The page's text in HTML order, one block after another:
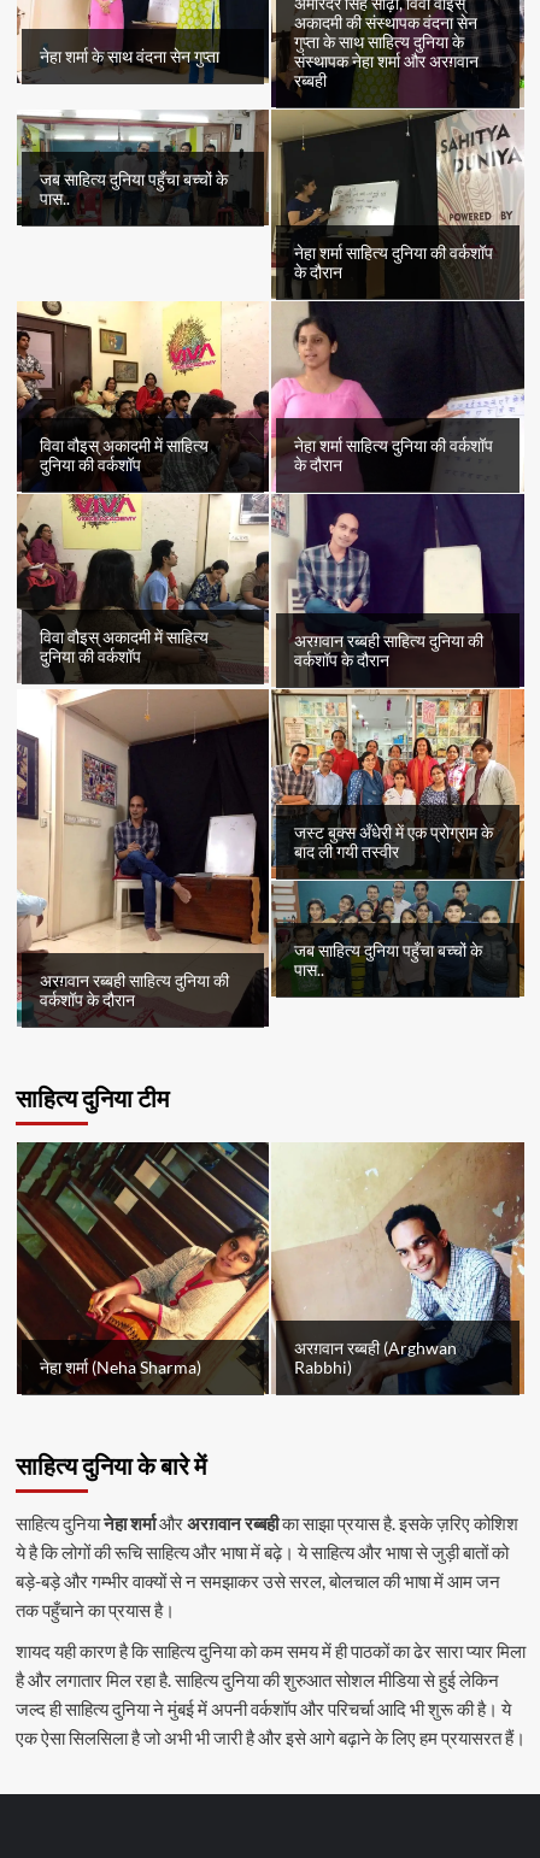
नेहा शर्मा के साथ वंदना सेन गुप्ता
अमरिंदर सिंह सोढ़ी, विवा वौइस्
अकादमी की संस्थापक वंदना सेन
गुप्ता के साथ साहित्य दुनिया के
संस्थापक नेहा शर्मा और अरग़वान
रब्बही
जब साहित्य दुनिया पहुँचा बच्चों के
पास..
नेहा शर्मा साहित्य दुनिया की वर्कशॉप
के दौरान
विवा वौइस् अकादमी में साहित्य
दुनिया की वर्कशॉप
नेहा शर्मा साहित्य दुनिया की वर्कशॉप
के दौरान
विवा वौइस् अकादमी में साहित्य
दुनिया की वर्कशॉप
अरग़वान रब्बही साहित्य दुनिया की
वर्कशॉप के दौरान
अरग़वान रब्बही साहित्य दुनिया की
वर्कशॉप के दौरान
जस्ट बुक्स अँधेरी में एक प्रोग्राम के
बाद ली गयी तस्वीर
जब साहित्य दुनिया पहुँचा बच्चों के
पास..
साहित्य दुनिया टीम
नेहा शर्मा (Neha Sharma)
अरग़वान रब्बही (Arghwan
Rabbhi)
साहित्य दुनिया के बारे में
साहित्य दुनियानेहा शर्माऔरअरग़वान रब्बहीका साझा प्रयास है. इसके ज़रिए कोशिश
ये है कि लोगों की रूचि साहित्य और भाषा में बढ़े। ये साहित्य और भाषा से जुड़ी बातों को
बड़े-बड़े और गम्भीर वाक्यों से न समझाकर उसे सरल, बोलचाल की भाषा में आम जन
तक पहुँचाने का प्रयास है।
शायद यही कारण है कि साहित्य दुनिया को कम समय में ही पाठकों का ढेर सारा प्यार मिला
है और लगातार मिल रहा है. साहित्य दुनिया की शुरुआत सोशल मीडिया से हुई लेकिन
जल्द ही साहित्य दुनिया ने मुंबई में अपनी वर्कशॉप और परिचर्चा आदि भी शुरू की है। ये
एक ऐसा सिलसिला है जो अभी भी जारी है और इसे आगे बढ़ाने के लिए हम प्रयासरत हैं।